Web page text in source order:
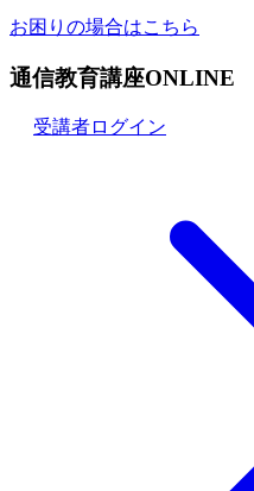
お困りの場合はこちら
通信教育講座ONLINE
受講者ログイン